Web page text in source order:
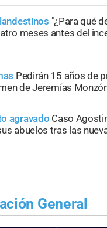
"¿Para qué
meses antes del
Pedirán 15 años de
de Jeremías
agravado Caso
abuelos tras las
General